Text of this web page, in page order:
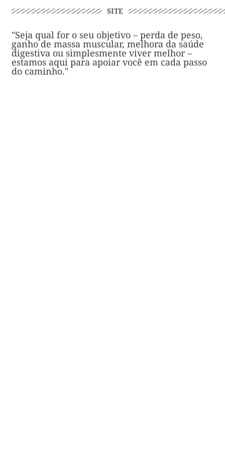
SITE
"Seja qual for o seu objetivo – perda de peso,
ganho de massa muscular, melhora da saúde
digestiva ou simplesmente viver melhor –
estamos aqui para apoiar você em cada passo
do caminho."